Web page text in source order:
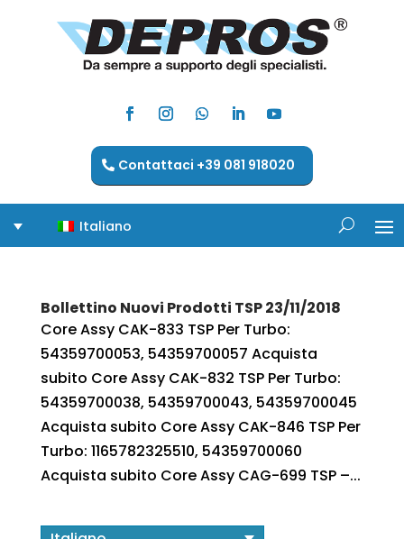
Contattaci +39 081 918020
Italiano
Bollettino Nuovi Prodotti TSP 23/11/2018
Core Assy CAK-833 TSP Per Turbo:
54359700053, 54359700057 Acquista
subito Core Assy CAK-832 TSP Per Turbo:
54359700038, 54359700043, 54359700045
Acquista subito Core Assy CAK-846 TSP Per
Turbo: 1165782325510, 54359700060
Acquista subito Core Assy CAG-699 TSP –...